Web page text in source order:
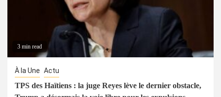
3 min read
À la Une Actu
TPS des Haïtiens : la juge Reyes lève le dernier obstacle,